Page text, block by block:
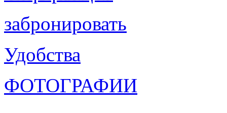
забронировать
Удобства
ФОТОГРАФИИ